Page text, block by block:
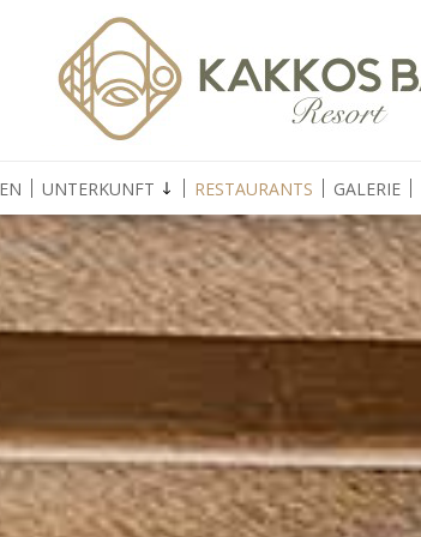
UNTERKUNFT RESTAURANTS GALERIE